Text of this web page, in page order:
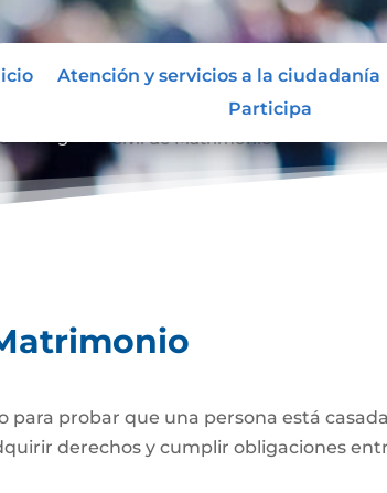
Atención y servicios a la ciudadanía
Participa
probar que una persona está
derechos y cumplir obligaciones